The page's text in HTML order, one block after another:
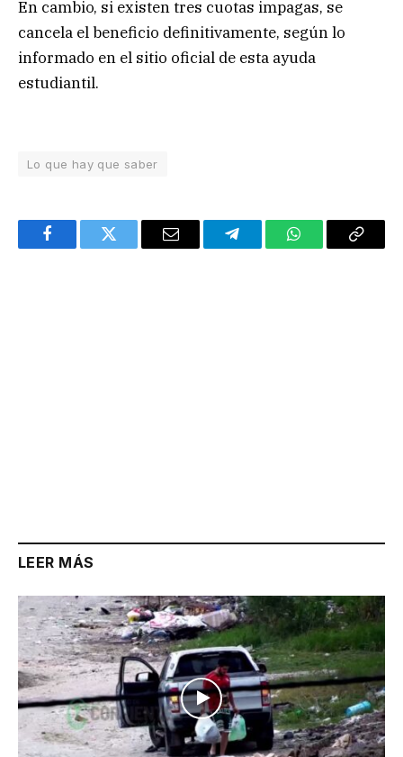
En cambio, si existen tres cuotas impagas, se
cancela el beneficio definitivamente, según lo
informado en el sitio oficial de esta ayuda
estudiantil.
Lo que hay que saber
FacebookTwitter Email TelegramWhatsAppCopy
LEER MÁS